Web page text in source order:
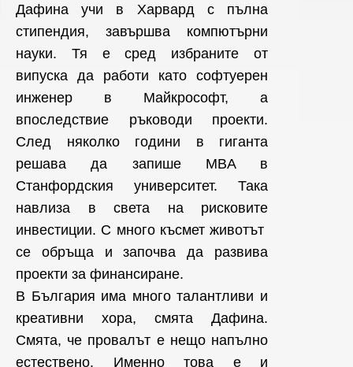
Дафина учи в Харвард с пълна
стипендия, завършва компютърни
науки. Тя е сред избраните от
випуска да работи като софтуерен
инженер в Майкрософт, а
впоследствие ръководи проекти.
След няколко години в гиганта
решава да запише MBA в
Станфордския университет. Така
навлиза в света на рисковите
инвестиции. С много късмет животът
се обръща и започва да развива
проекти за финансиране.
В България има много талантливи и
креативни хора, смята Дафина.
Смята, че провалът е нещо напълно
естествено. Именно това е и